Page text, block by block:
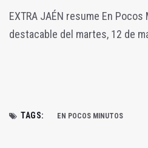
EXTRA JAÉN resume En
destacable del martes, 12 de
TAGS: EN POCOS MINUTOS